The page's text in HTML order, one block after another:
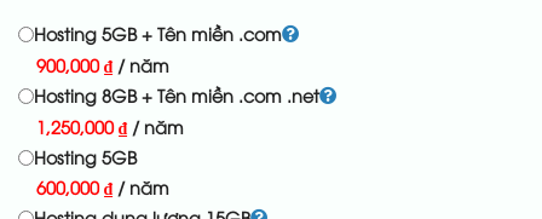
Hosting 5GB + Tên miền .com
900,000₫ / năm
Hosting 8GB + Tên miền .com .net
1,250,000₫ / năm
Hosting 5GB
600,000₫ / năm